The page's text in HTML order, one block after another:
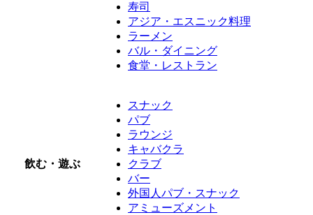
寿司
アジア・エスニック料理
ラーメン
バル・ダイニング
食堂・レストラン
飲む・遊ぶ
スナック
パブ
ラウンジ
キャバクラ
クラブ
バー
外国人パブ・スナック
アミューズメント